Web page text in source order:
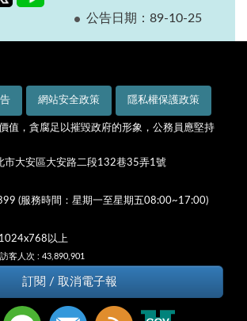
公告日期：89-10-25
網站安全政策 隱私權保護政策
值，貪腐足以摧毀政府的形象，公務員應堅持
市大安區大安路二段132巷35弄1號
(服務時間：星期一至星期五08:00~17:00)
以上
訪客人次 : 43,890,901
訂閱 / 取消電子報